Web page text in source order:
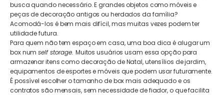
busca quando necessário. E grandes objetos como móveis e
peças de decoração antigos ou herdados da família?
Acomodá-los é bem mais difícil, mas muitas vezes podem ter
utilidade futura.
Para quem não tem espaço em casa, uma boa dica é alugar um
box numself storage. Muitos usuários usam essa opção para
armazenar itens como decoração de Natal, utensílios de jardim,
equipamentos de esportes e móveis que podem usar futuramente.
É possível escolher o tamanho de box mais adequado e os
contratos são mensais, sem necessidade de fiador, o que facilita